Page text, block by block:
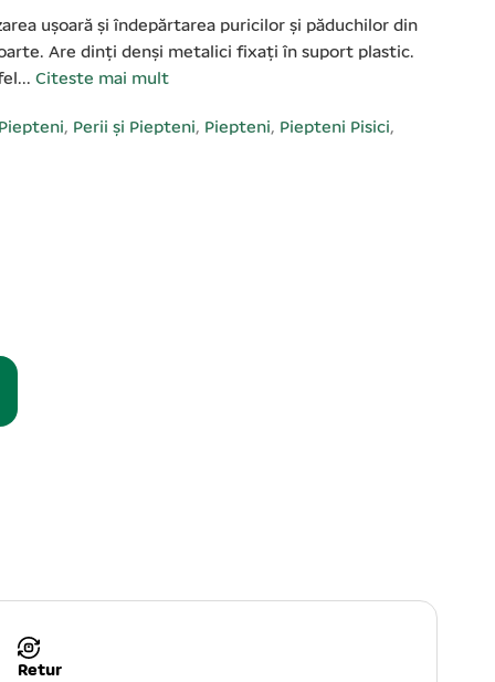
ușoară și îndepărtarea puricilor și păduchilor din
Are dinți denși metalici fixați în suport plastic.
Citeste mai mult
, Perii și Piepteni, Piepteni, Piepteni Pisici,
Retur